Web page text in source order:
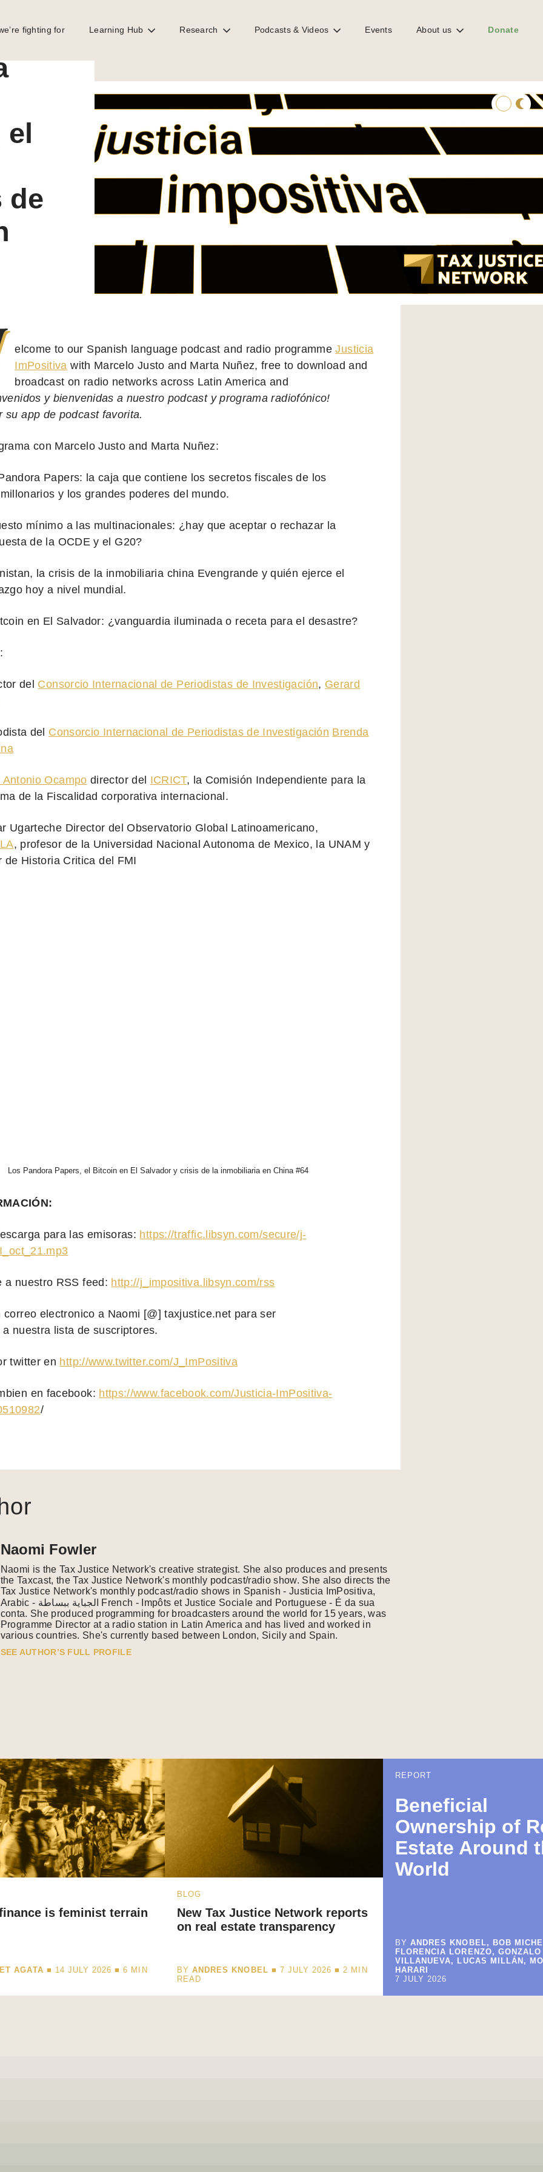
fighting for Learning Hub Research Podcasts & Videos Events About us Donate
ImPositiva: Los Pandora Papers, el Bitcoin en El Salvador y crisis de la inmobiliaria en China #64
de
elcome to our Spanish language podcast and radio programmeJusticia
ImPositiva with Marcelo Justo and Marta Nuñez, free to download and
broadcast on radio networks across Latin America and
y bienvenidas a nuestro podcast y programa radiofónico!
su app de podcast favorita.
con Marcelo Justo and Marta Nuñez:
Papers: la caja que contiene los secretos fiscales de los
y los grandes poderes del mundo.
mínimo a las multinacionales: ¿hay que aceptar o rechazar la
de la OCDE y el G20?
la crisis de la inmobiliaria china Evengrande y quién ejerce el
hoy a nivel mundial.
en El Salvador: ¿vanguardia iluminada o receta para el desastre?
del Consorcio Internacional de Periodistas de Investigación, Gerard
del Consorcio Internacional de Periodistas de Investigación Brenda
Antonio Ocampo director del ICRICT, la Comisión Independiente para la
de la Fiscalidad corporativa internacional.
Ugarteche Director del Observatorio Global Latinoamericano,
, profesor de la Universidad Nacional Autonoma de Mexico, la UNAM y
de Historia Critica del FMI
Los Pandora Papers, el Bitcoin en El Salvador y crisis de la inmobiliaria en China #64
para las emisoras: https://traffic.libsyn.com/secure/j-
a nuestro RSS feed: http://j_impositiva.libsyn.com/rss
correo electronico a Naomi [@] taxjustice.net para ser
a nuestra lista de suscriptores.
twitter en http://www.twitter.com/J_ImPositiva
en facebook: https://www.facebook.com/Justicia-ImPositiva-
/
Naomi Fowler
Naomi is the Tax Justice Network's creative strategist. She also produces and presents
the Taxcast, the Tax Justice Network's monthly podcast/radio show. She also directs the
Tax Justice Network's monthly podcast/radio shows in Spanish - Justicia ImPositiva,
Arabic - الجباية ببساطة French - Impôts et Justice Sociale and Portuguese - É da sua
conta. She produced programming for broadcasters around the world for 15 years, was
Programme Director at a radio station in Latin America and has lived and worked in
various countries. She's currently based between London, Sicily and Spain.
SEE AUTHOR’S FULL PROFILE
is feminist terrain
AGATA ■ 14 JULY 2026 ■6 MIN
BLOG
New Tax Justice Network reports
on real estate transparency
BYANDRES KNOBEL ■ 7 JULY 2026 ■2 MIN
READ
REPORT
Beneficial
Ownership of
Estate Around
World
BYANDRES KNOBEL, BOB
FLORENCIA LORENZO, GONZALO
VILLANUEVA, LUCAS MILLÁN,
HARARI
7 JULY 2026